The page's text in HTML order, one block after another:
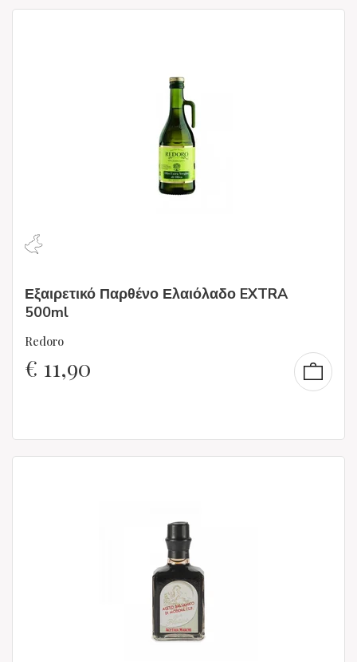
Εξαιρετικό Παρθένο Ελαιόλαδο EXTRA
500ml
Redoro
€ 11,90